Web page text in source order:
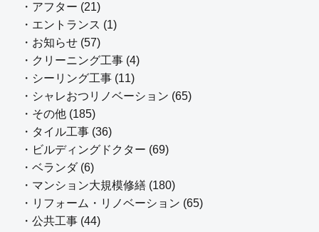
・アフター (21)
・エントランス (1)
・お知らせ (57)
・クリーニング工事 (4)
・シーリング工事 (11)
・シャレおつリノベーション (65)
・その他 (185)
・タイル工事 (36)
・ビルディングドクター (69)
・ベランダ (6)
・マンション大規模修繕 (180)
・リフォーム・リノベーション (65)
・公共工事 (44)